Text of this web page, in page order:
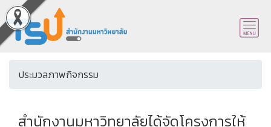
ประมวลภาพกิจกรรม
สำนักงานมหาวิทยาลัยได้จัดโครงการให้